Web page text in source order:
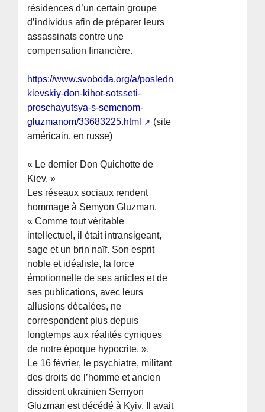
résidences d’un certain groupe
d’individus afin de préparer leurs
assassinats contre une
compensation financière.
https://www.svoboda.org/a/posledniy-
kievskiy-don-kihot-sotsseti-
proschayutsya-s-semenom-
gluzmanom/33683225.html
(site
américain, en russe)
« Le dernier Don Quichotte de
Kiev. »
Les réseaux sociaux rendent
hommage à Semyon Gluzman.
« Comme tout véritable
intellectuel, il était intransigeant,
sage et un brin naïf. Son esprit
noble et idéaliste, la force
émotionnelle de ses articles et de
ses publications, avec leurs
allusions décalées, ne
correspondent plus depuis
longtemps aux réalités cyniques
de notre époque hypocrite. ».
Le 16 février, le psychiatre, militant
des droits de l’homme et ancien
dissident ukrainien Semyon
Gluzman est décédé à Kyiv. Il avait